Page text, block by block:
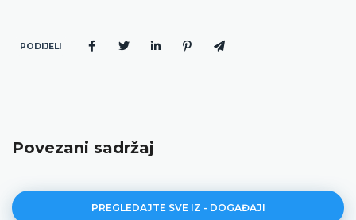
PODIJELI
Povezani sadržaj
PREGLEDAJTE SVE IZ - DOGAĐAJI